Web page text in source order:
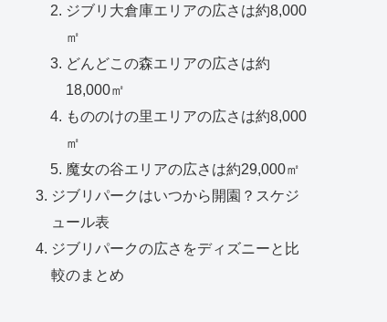
ジブリ大倉庫エリアの広さは約8,000
㎡
どんどこの森エリアの広さは約
18,000㎡
もののけの里エリアの広さは約8,000
㎡
魔女の谷エリアの広さは約29,000㎡
ジブリパークはいつから開園？スケジ
ュール表
ジブリパークの広さをディズニーと比
較のまとめ